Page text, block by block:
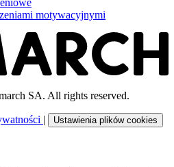
motywacyjnymi
SA. All rights reserved.
| Ustawienia plików cookies